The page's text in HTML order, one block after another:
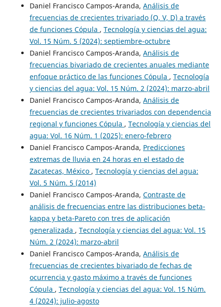
Daniel Francisco Campos-Aranda, Análisis de
frecuencias de crecientes trivariado (Q, V, D) a través
de funciones Cópula , Tecnología y ciencias del agua:
Vol. 15 Núm. 5 (2024): septiembre-octubre
Daniel Francisco Campos-Aranda, Análisis de
frecuencias bivariado de crecientes anuales mediante
enfoque práctico de las funciones Cópula , Tecnología
y ciencias del agua: Vol. 15 Núm. 2 (2024): marzo-abril
Daniel Francisco Campos-Aranda, Análisis de
frecuencias de crecientes trivariados con dependencia
regional y funciones Cópula , Tecnología y ciencias del
agua: Vol. 16 Núm. 1 (2025): enero-febrero
Daniel Francisco Campos-Aranda, Predicciones
extremas de lluvia en 24 horas en el estado de
Zacatecas, México , Tecnología y ciencias del agua:
Vol. 5 Núm. 5 (2014)
Daniel Francisco Campos-Aranda, Contraste de
análisis de frecuencias entre las distribuciones beta-
kappa y beta-Pareto con tres de aplicación
generalizada , Tecnología y ciencias del agua: Vol. 15
Núm. 2 (2024): marzo-abril
Daniel Francisco Campos-Aranda, Análisis de
frecuencias de crecientes bivariado de fechas de
ocurrencia y gasto máximo a través de funciones
Cópula , Tecnología y ciencias del agua: Vol. 15 Núm.
4 (2024): julio-agosto